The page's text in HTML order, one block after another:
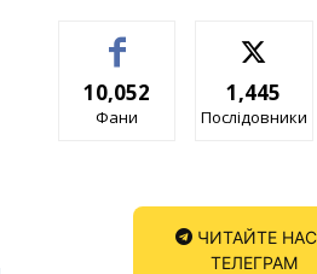
10,052
Фани
1,445
Послідовники
ЧИТАЙТЕ
ТЕЛЕГРАМ